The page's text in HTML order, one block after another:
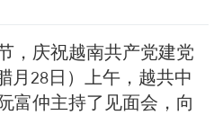
，庆祝越南共产党建党
月28日）上午，越共中
富仲主持了见面会，向